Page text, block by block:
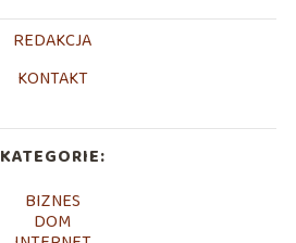
REDAKCJA
KONTAKT
KATEGORIE:
BIZNES
DOM